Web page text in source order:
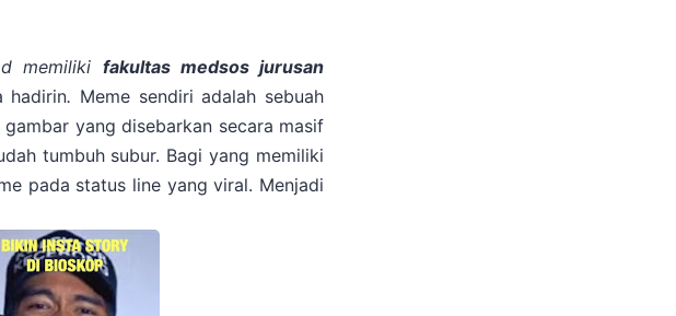
memiliki fakultas medsos jurusan
hadirin. Meme sendiri adalah sebuah
yang disebarkan secara masif
tumbuh subur. Bagi yang memiliki
pada status line yang viral. Menjadi